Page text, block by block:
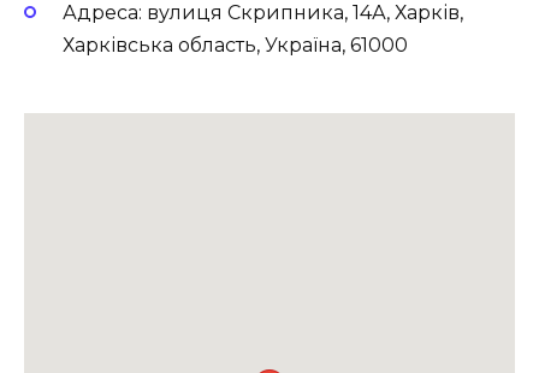
Адреса: вулиця Скрипника, 14А, Харків,
Харківська область, Україна, 61000